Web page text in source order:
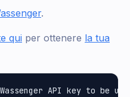
.
qui per ottenere la tua
API key to be